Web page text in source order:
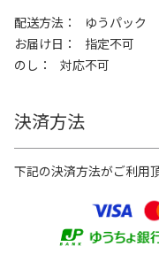
配送方法
ゆうパック
お届け日
指定不可
のし
対応不可
決済方法
下記の決済方法がご利用